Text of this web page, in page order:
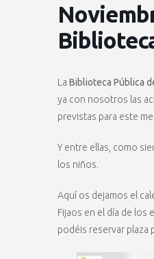
La Biblioteca Pública
ya con nosotros las
previstas para este
Y entre ellas, como
los niños.
Aquí os dejamos el
Fijaos en el día de los
podéis reservar plaza